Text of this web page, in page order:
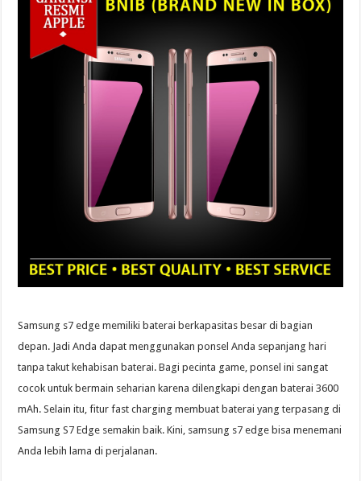
Samsung s7 edge memiliki baterai berkapasitas besar di bagian
depan. Jadi Anda dapat menggunakan ponsel Anda sepanjang hari
tanpa takut kehabisan baterai. Bagi pecinta game, ponsel ini sangat
cocok untuk bermain seharian karena dilengkapi dengan baterai 3600
mAh. Selain itu, fitur fast charging membuat baterai yang terpasang di
Samsung S7 Edge semakin baik. Kini, samsung s7 edge bisa menemani
Anda lebih lama di perjalanan.